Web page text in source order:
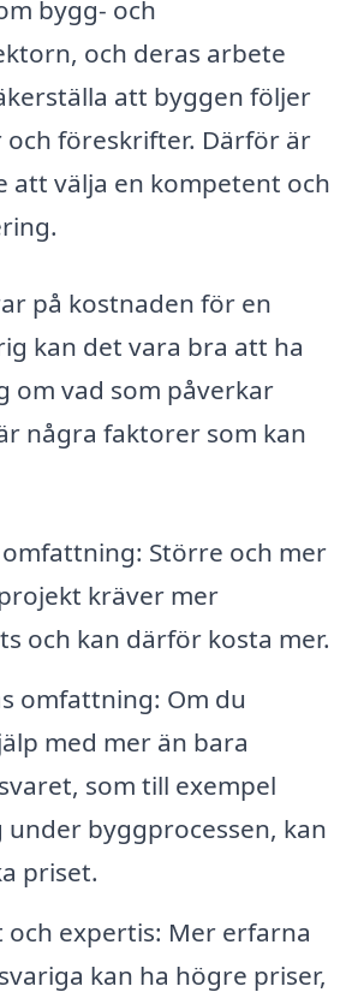
bygg- och
och deras arbete
att byggen följer
och föreskrifter. Därför är
att välja en kompetent och
på kostnaden för en
kan det vara bra att ha
om vad som påverkar
några faktorer som kan
Större och mer
kräver mer
och kan därför kosta mer.
omfattning: Om du
med mer än bara
som till exempel
byggprocessen, kan
priset.
och expertis: Mer erfarna
kan ha högre priser,